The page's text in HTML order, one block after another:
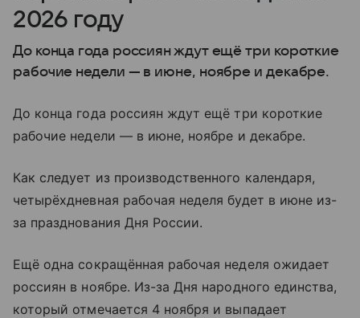
2026 году
До конца года россиян ждут ещё три короткие
рабочие недели — в июне, ноябре и декабре.
До конца года россиян ждут ещё три короткие
рабочие недели — в июне, ноябре и декабре.
Как следует из производственного календаря,
четырёхдневная рабочая неделя будет в июне из-
за празднования Дня России.
Ещё одна сокращённая рабочая неделя ожидает
россиян в ноябре. Из-за Дня народного единства,
который отмечается 4 ноября и выпадает